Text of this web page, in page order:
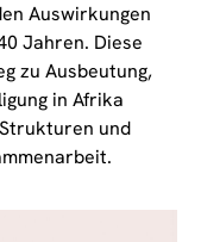
Auswirkungen
Jahren. Diese
zu Ausbeutung,
in Afrika
und